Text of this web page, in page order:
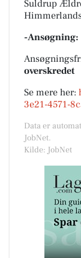
Suldrup
-Ansøgning:
overskredet
Se mere her:
3e21-4571-
Data er
JobNet.
Kilde: JobNet